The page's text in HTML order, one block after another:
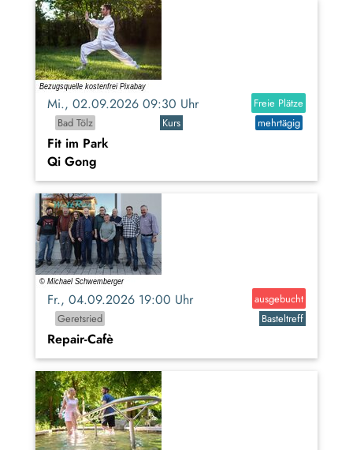
Mi., 02.09.2026 09:30 Uhr
Freie Plätze
Bad Tölz
Kurs mehrtägig
Fit im Park
Qi Gong
Fr., 04.09.2026 19:00 Uhr
ausgebucht
Geretsried
Basteltreff
Repair-Cafè